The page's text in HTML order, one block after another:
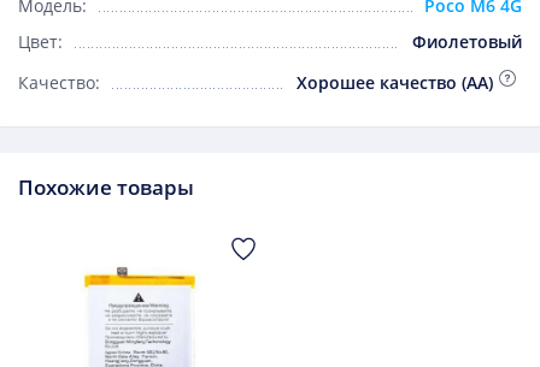
Модель:
Poco M6 4G
Цвет:
Фиолетовый
Качество:
Хорошее качество (AA)
Похожие товары